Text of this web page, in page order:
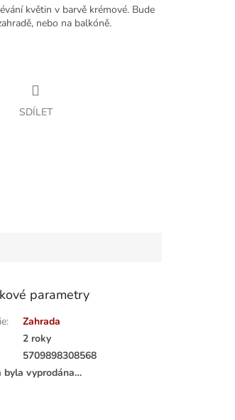
květin v barvě krémové. Bude
nebo na balkóně.
SDÍLET
parametry
:
Zahrada
2 roky
5709898308568
byla vyprodána…